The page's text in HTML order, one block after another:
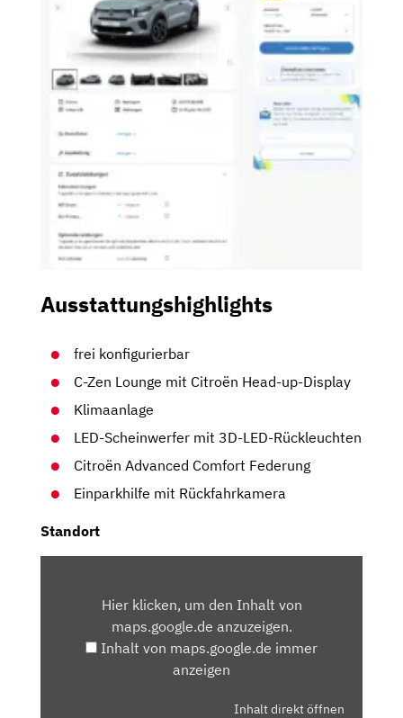
Ausstattungshighlights
frei konfigurierbar
C-Zen Lounge mit Citroën Head-up-Display
Klimaanlage
LED-Scheinwerfer mit 3D-LED-Rückleuchten
Citroën Advanced Comfort Federung
Einparkhilfe mit Rückfahrkamera
Standort
MAPS.GOOGLE.DEHier klicken, um den Inhalt von
maps.google.de anzuzeigen.
Inhalt von maps.google.de immer
anzeigen
Inhalt direkt öffnen